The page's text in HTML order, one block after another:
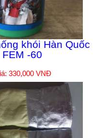
khói Hàn Quốc
FEM -60
330,000 VNĐ